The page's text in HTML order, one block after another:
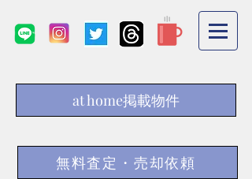
at home掲載物件
無料査定・売却依頼